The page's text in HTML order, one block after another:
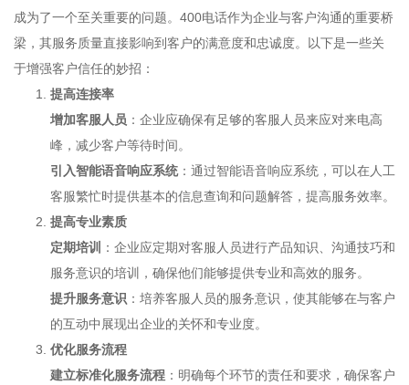
成为了一个至关重要的问题。 400电话作为企业与客户沟通的重要桥
梁，其服务质量直接影响到客户的满意度和忠诚度。以下是一些关
于增强客户信任的妙招：
提高连接率
增加客服人员 ：企业应确保有足够的客服人员来应对来电高
峰，减少客户等待时间。
引入智能语音响应系统：通过智能语音响应系统，可以在人工
客服繁忙时提供基本的信息查询和问题解答，提高服务效率。
提高专业素质
定期培训
：企业应定期对客服人员进行产品知识、沟通技巧和
服务意识的培训，确保他们能够提供专业和高效的服务。
提升服务意识 ：培养客服人员的服务意识，使其能够在与客户
的互动中展现出企业的关怀和专业度。
优化服务流程
建立标准化服务流程 ：明确每个环节的责任和要求，确保客户